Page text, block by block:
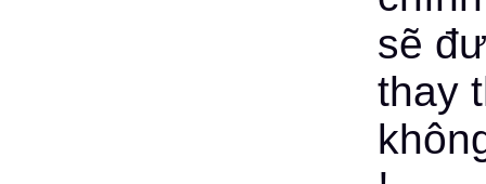
sẽ
thay